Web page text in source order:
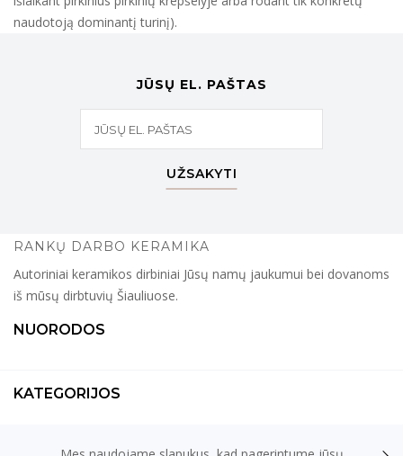
naudotoją dominantį turinį).
JŪSŲ EL. PAŠTAS
UŽSAKYTI
RANKŲ DARBO KERAMIKA
Autoriniai keramikos dirbiniai Jūsų namų jaukumui bei dovanoms
iš mūsų dirbtuvių Šiauliuose.
NUORODOS
KATEGORIJOS